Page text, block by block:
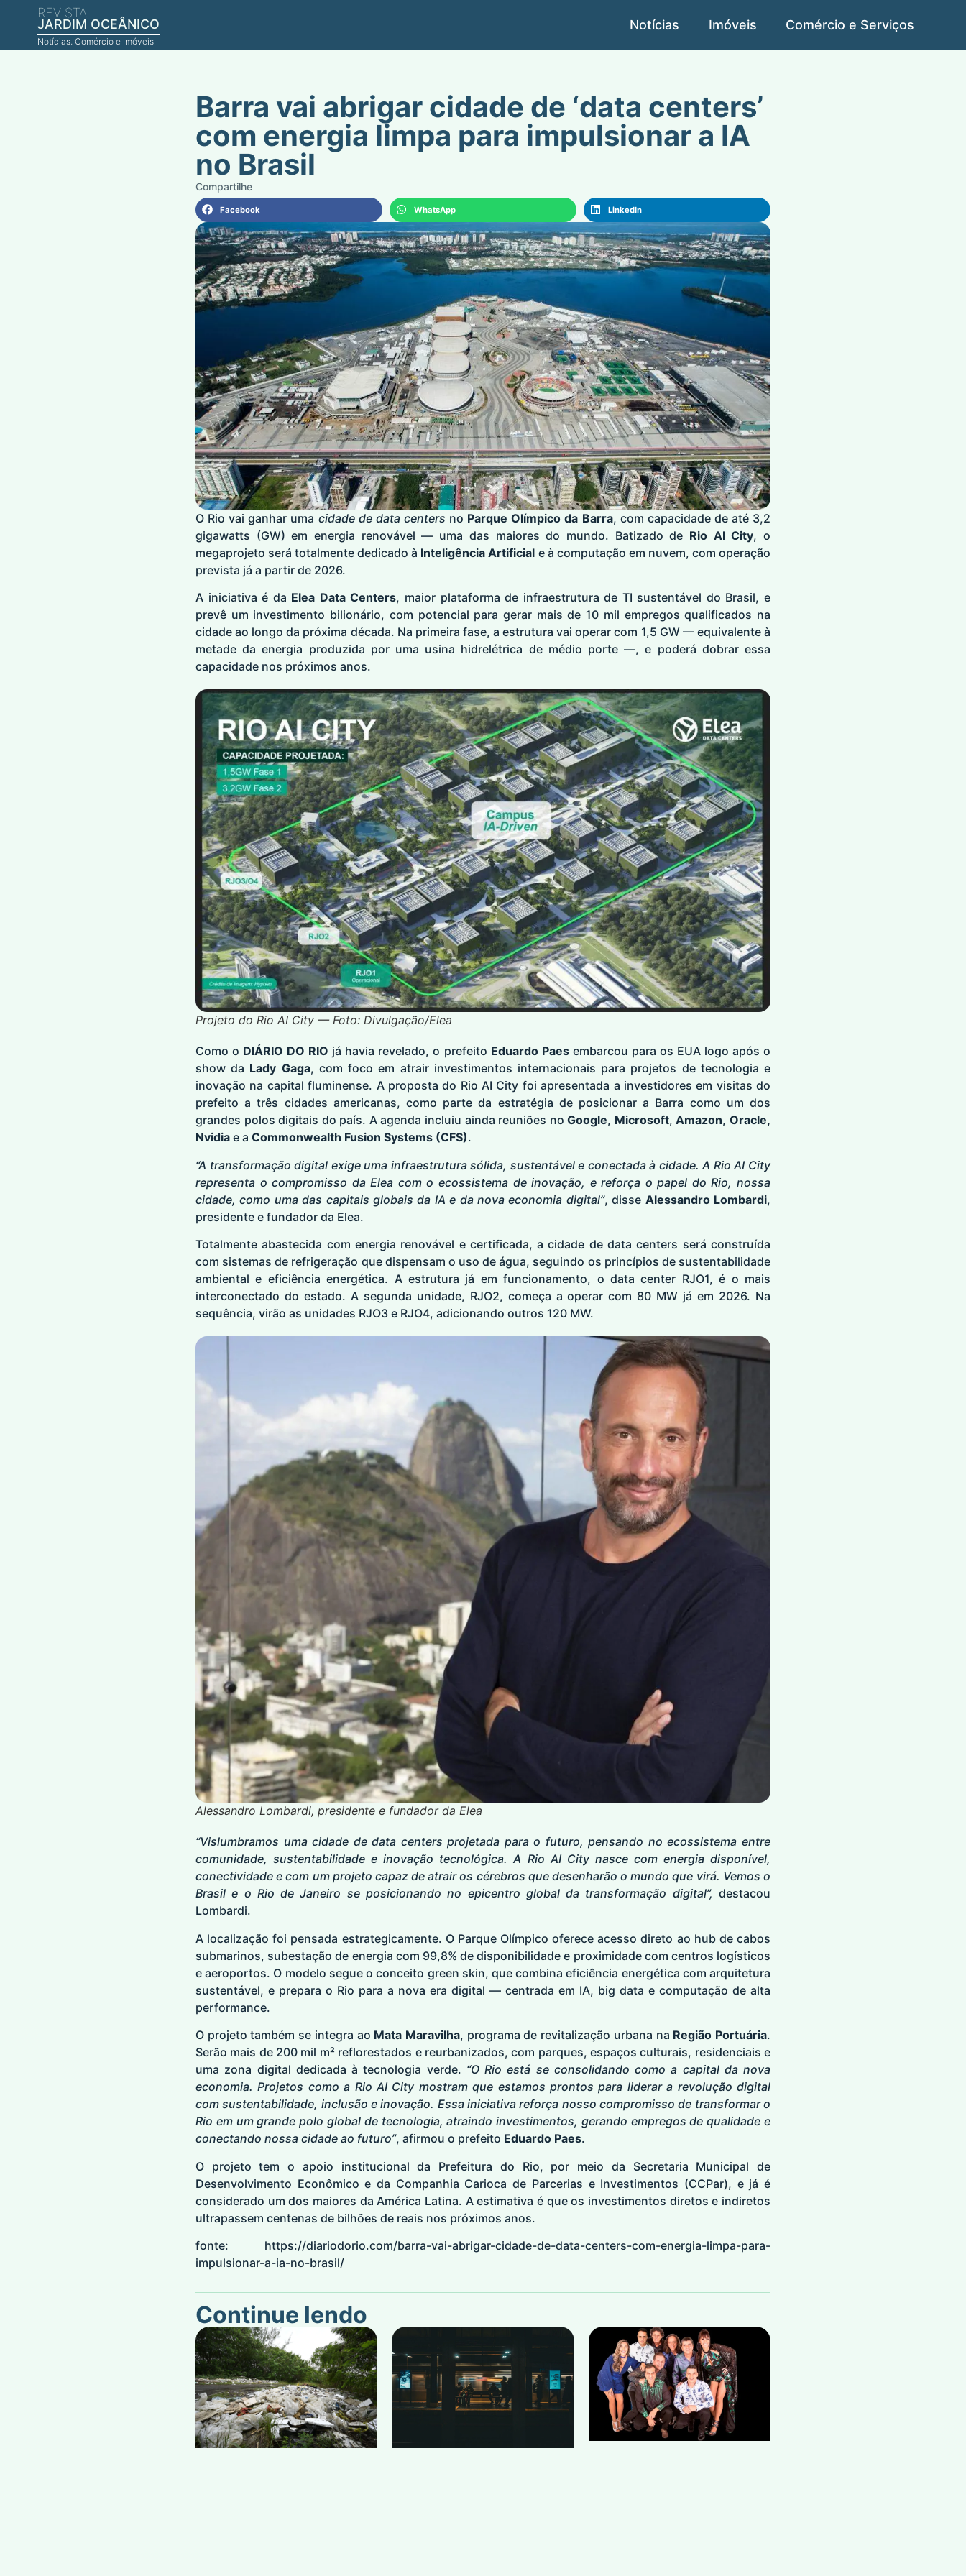
REVISTA
JARDIM OCEÂNICO
Notícias, Comércio e Imóveis
Notícias Imóveis Comércio e Serviços
Barra vai abrigar cidade de ‘data centers’
com energia limpa para impulsionar a IA
no Brasil
Facebook WhatsApp LinkedIn
O Rio vai ganhar uma cidade de data centers no Parque Olímpico da Barra, com capacidade de até 3,2
gigawatts (GW) em energia renovável — uma das maiores do mundo. Batizado de Rio AI City, o
megaprojeto será totalmente dedicado à Inteligência Artificial e à computação em nuvem, com operação
prevista já a partir de 2026.
A iniciativa é da Elea Data Centers, maior plataforma de infraestrutura de TI sustentável do Brasil, e
prevê um investimento bilionário, com potencial para gerar mais de 10 mil empregos qualificados na
cidade ao longo da próxima década. Na primeira fase, a estrutura vai operar com 1,5 GW — equivalente à
metade da energia produzida por uma usina hidrelétrica de médio porte —, e poderá dobrar essa
capacidade nos próximos anos.
Projeto do Rio AI City — Foto: Divulgação/Elea
Como o DIÁRIO DO RIO já havia revelado, o prefeito Eduardo Paesembarcou para os EUA logo após o
show da Lady Gaga, com foco em atrair investimentos internacionais para projetos de tecnologia e
inovação na capital fluminense. A proposta do Rio AI City foi apresentada a investidores em visitas do
prefeito a três cidades americanas, como parte da estratégia de posicionar a Barra como um dos
grandes polos digitais do país. A agenda incluiu ainda reuniões noGoogle, Microsoft,Amazon,Oracle,
Nvidia e a Commonwealth Fusion Systems (CFS).
“A transformação digital exige uma infraestrutura sólida, sustentável e conectada à cidade. A Rio AI City
representa o compromisso da Elea com o ecossistema de inovação, e reforça o papel do Rio, nossa
cidade, como uma das capitais globais da IA e da nova economia digital”, disse Alessandro Lombardi,
presidente e fundador da Elea.
Totalmente abastecida com energia renovável e certificada, a cidade de data centers será construída
com sistemas de refrigeração que dispensam o uso de água, seguindo os princípios de sustentabilidade
ambiental e eficiência energética. A estrutura já em funcionamento, o data center RJO1, é o mais
interconectado do estado. A segunda unidade, RJO2, começa a operar com 80 MW já em 2026. Na
sequência, virão as unidades RJO3 e RJO4, adicionando outros 120 MW.
Alessandro Lombardi, presidente e fundador da Elea
“Vislumbramos uma cidade de data centers projetada para o futuro, pensando no ecossistema entre
comunidade, sustentabilidade e inovação tecnológica. A Rio AI City nasce com energia disponível,
conectividade e com um projeto capaz de atrair os cérebros que desenharão o mundo que virá. Vemos o
Brasil e o Rio de Janeiro se posicionando no epicentro global da transformação digital”, destacou
Lombardi.
A localização foi pensada estrategicamente. O Parque Olímpico oferece acesso direto ao hub de cabos
submarinos, subestação de energia com 99,8% de disponibilidade e proximidade com centros logísticos
e aeroportos. O modelo segue o conceito green skin, que combina eficiência energética com arquitetura
sustentável, e prepara o Rio para a nova era digital — centrada em IA, big data e computação de alta
performance.
O projeto também se integra ao Mata Maravilha, programa de revitalização urbana na Região Portuária.
Serão mais de 200 mil m² reflorestados e reurbanizados, com parques, espaços culturais, residenciais e
uma zona digital dedicada à tecnologia verde. “O Rio está se consolidando como a capital da nova
economia. Projetos como a Rio AI City mostram que estamos prontos para liderar a revolução digital
com sustentabilidade, inclusão e inovação. Essa iniciativa reforça nosso compromisso de transformar o
Rio em um grande polo global de tecnologia, atraindo investimentos, gerando empregos de qualidade e
conectando nossa cidade ao futuro”, afirmou o prefeito Eduardo Paes.
O projeto tem o apoio institucional da Prefeitura do Rio, por meio da Secretaria Municipal de
Desenvolvimento Econômico e da Companhia Carioca de Parcerias e Investimentos (CCPar), e já é
considerado um dos maiores da América Latina. A estimativa é que os investimentos diretos e indiretos
ultrapassem centenas de bilhões de reais nos próximos anos.
fonte: https://diariodorio.com/barra-vai-abrigar-cidade-de-data-centers-com-energia-limpa-para-
impulsionar-a-ia-no-brasil/
Continue lendo